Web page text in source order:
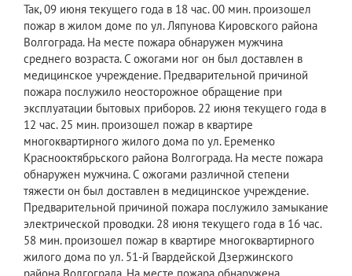
Так, 09 июня текущего года в 18 час. 00 мин. произошел
пожар в жилом доме по ул. Ляпунова Кировского района
Волгограда. На месте пожара обнаружен мужчина
среднего возраста. С ожогами ног он был доставлен в
медицинское учреждение. Предварительной причиной
пожара послужило неосторожное обращение при
эксплуатации бытовых приборов. 22 июня текущего года в
12 час. 25 мин. произошел пожар в квартире
многоквартирного жилого дома по ул. Еременко
Краснооктябрьского района Волгограда. На месте пожара
обнаружен мужчина. С ожогами различной степени
тяжести он был доставлен в медицинское учреждение.
Предварительной причиной пожара послужило замыкание
электрической проводки. 28 июня текущего года в 16 час.
58 мин. произошел пожар в квартире многоквартирного
жилого дома по ул. 51-й Гвардейской Дзержинского